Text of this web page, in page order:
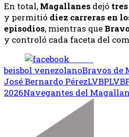
En total, Magallanes dejó
y permitió diez carreras en
episodios, mientras que
y controló cada faceta del
beisbol venezolanoBravos de
José Bernardo PérezLVBP
2026Navegantes del